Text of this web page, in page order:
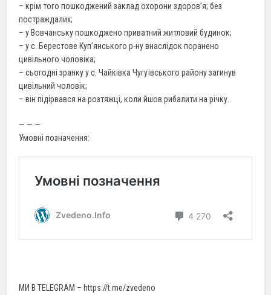
– крім того пошкоджений заклад охорони здоров’я; без
постраждалих;
– у Вовчанську пошкоджено приватний житловий будинок;
– у с. Берестове Куп’янського р-ну внаслідок поранено
цивільного чоловіка;
– сьогодні зранку у с. Чайківка Чугуївського району загинув
цивільний чоловік;
– він підірвався на розтяжці, коли йшов рибалити на річку.
— — —
Умовні позначення:
МИ В TELEGRAM – https://t.me/zvedeno